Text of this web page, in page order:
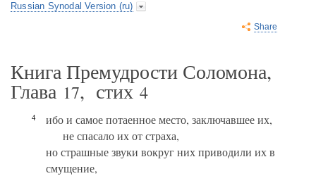
Russian Synodal Version (ru)
Share
Книга Премудрости Соломона,
Глава 17, стих 4
4
ибо и самое потаенное место, заключавшее их,
не спасало их от страха,
но страшные звуки вокруг них приводили их в
смущение,